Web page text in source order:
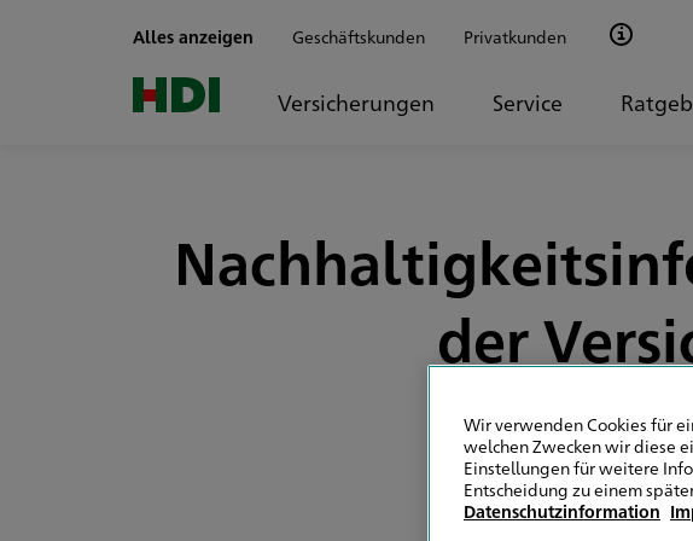
Alles anzeigen Geschäftskunden Privatkunden
Versicherungen Service
der
Wir verwenden Cookies für
welchen Zwecken wir diese
Einstellungen für weitere
Entscheidung zu einem
Datenschutzinformation